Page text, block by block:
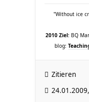
"Without ice
2010 Ziel: BQ
blog:
Zitieren